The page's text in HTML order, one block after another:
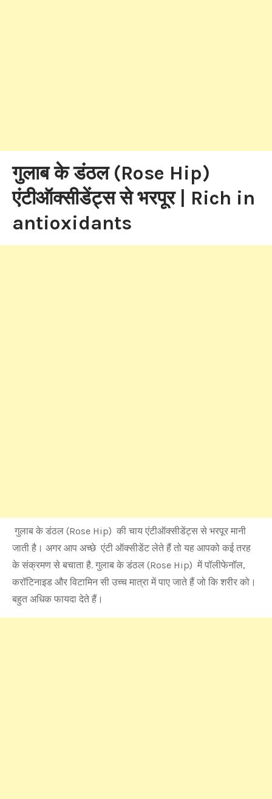
गुलाब के डंठल (Rose Hip)
एंटीऑक्सीडेंट्स से भरपूर | Rich in
antioxidants
गुलाब के डंठल (Rose Hip) की चाय एंटीऑक्सीडेंट्स से भरपूर मानी
जाती है। अगर आप अच्छे एंटी ऑक्सीडेंट लेते हैं तो यह आपको कई तरह
के संक्रमण से बचाता है. गुलाब के डंठल (Rose Hip) में पॉलीफेनॉल,
करॉटिनाइड और विटामिन सी उच्च मात्रा में पाए जाते हैं जो कि शरीर को।
बहुत अधिक फायदा देते हैं।